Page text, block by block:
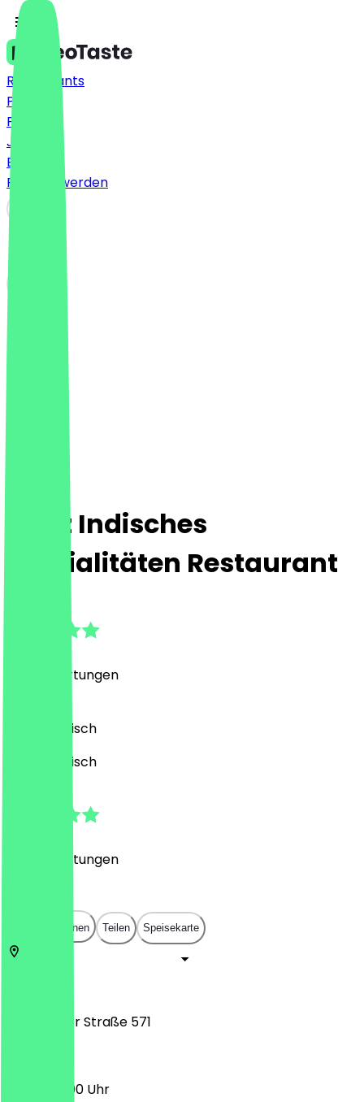
Restaurants
Preise
FAQ
Jobs
Blog
Partner werden
Raaz Indisches
Spezialitäten Restaurant
Bewertungen
Drinks, Indisch
Drinks, Indisch
Bewertungen
In App öffnen Teilen Speisekarte
Frankfurter Straße 571
12:00 - 23:00 Uhr